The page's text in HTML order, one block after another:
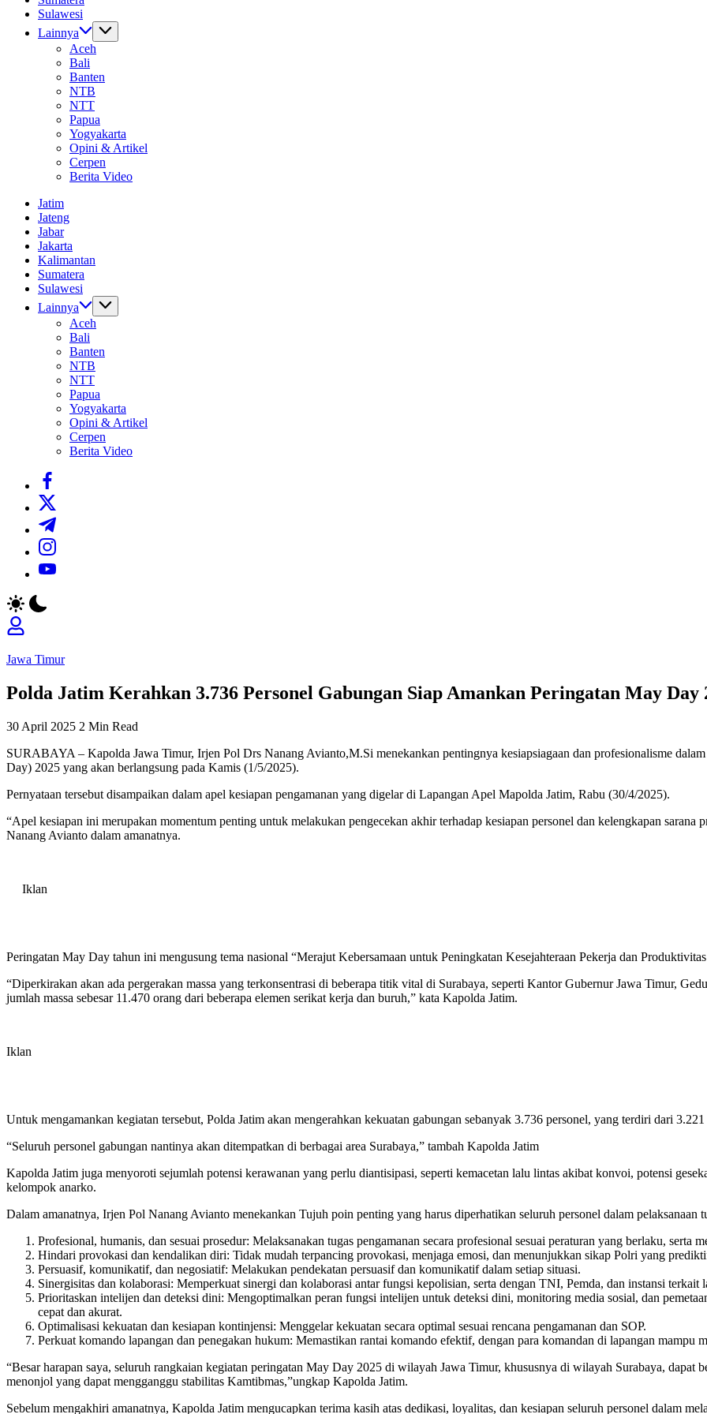
Sulawesi
Lainnya
Aceh
Bali
Banten
NTB
NTT
Papua
Yogyakarta
Opini & Artikel
Cerpen
Berita Video
Jatim
Jateng
Jabar
Jakarta
Kalimantan
Sumatera
Sulawesi
Lainnya
Aceh
Bali
Banten
NTB
NTT
Papua
Yogyakarta
Opini & Artikel
Cerpen
Berita Video
https://www.facebook.com/
https://twitter.com/
https://t.me/
https://www.instagram.com/
https://youtube.com/
Jawa Timur
Polda Jatim Kerahkan 3.736 Personel Gabungan Siap Amankan Peringatan May Day
30 April 2025 2 Min Read
SURABAYA – Kapolda Jawa Timur, Irjen Pol Drs Nanang Avianto,M.Si menekankan pentingnya kesiapsiagaan dan profesionalisme
Day) 2025 yang akan berlangsung pada Kamis (1/5/2025).
Pernyataan tersebut disampaikan dalam apel kesiapan pengamanan yang digelar di Lapangan Apel Mapolda Jatim, Rabu (30/4/2025).
“Apel kesiapan ini merupakan momentum penting untuk melakukan pengecekan akhir terhadap kesiapan personel dan kelengkapan sarana
Nanang Avianto dalam amanatnya.
Iklan
Peringatan May Day tahun ini mengusung tema nasional “Merajut Kebersamaan untuk Peningkatan Kesejahteraan Pekerja dan
“Diperkirakan akan ada pergerakan massa yang terkonsentrasi di beberapa titik vital di Surabaya, seperti Kantor Gubernur Jawa Timur,
jumlah massa sebesar 11.470 orang dari beberapa elemen serikat kerja dan buruh,” kata Kapolda Jatim.
Iklan
Untuk mengamankan kegiatan tersebut, Polda Jatim akan mengerahkan kekuatan gabungan sebanyak 3.736 personel, yang terdiri dari
“Seluruh personel gabungan nantinya akan ditempatkan di berbagai area Surabaya,” tambah Kapolda Jatim
Kapolda Jatim juga menyoroti sejumlah potensi kerawanan yang perlu diantisipasi, seperti kemacetan lalu lintas akibat konvoi, potensi
kelompok anarko.
Dalam amanatnya, Irjen Pol Nanang Avianto menekankan Tujuh poin penting yang harus diperhatikan seluruh personel dalam pelaksanaan
Profesional, humanis, dan sesuai prosedur: Melaksanakan tugas pengamanan secara profesional sesuai peraturan yang berlaku,
Hindari provokasi dan kendalikan diri: Tidak mudah terpancing provokasi, menjaga emosi, dan menunjukkan sikap Polri yang
Persuasif, komunikatif, dan negosiatif: Melakukan pendekatan persuasif dan komunikatif dalam setiap situasi.
Sinergisitas dan kolaborasi: Memperkuat sinergi dan kolaborasi antar fungsi kepolisian, serta dengan TNI, Pemda, dan instansi terkait
Prioritaskan intelijen dan deteksi dini: Mengoptimalkan peran fungsi intelijen untuk deteksi dini, monitoring media sosial, dan
cepat dan akurat.
Optimalisasi kekuatan dan kesiapan kontinjensi: Menggelar kekuatan secara optimal sesuai rencana pengamanan dan SOP.
Perkuat komando lapangan dan penegakan hukum: Memastikan rantai komando efektif, dengan para komandan di lapangan mampu
“Besar harapan saya, seluruh rangkaian kegiatan peringatan May Day 2025 di wilayah Jawa Timur, khususnya di wilayah Surabaya, dapat
menonjol yang dapat mengganggu stabilitas Kamtibmas,”ungkap Kapolda Jatim.
Sebelum mengakhiri amanatnya, Kapolda Jatim mengucapkan terima kasih atas dedikasi, loyalitas, dan kesiapan seluruh personel dalam